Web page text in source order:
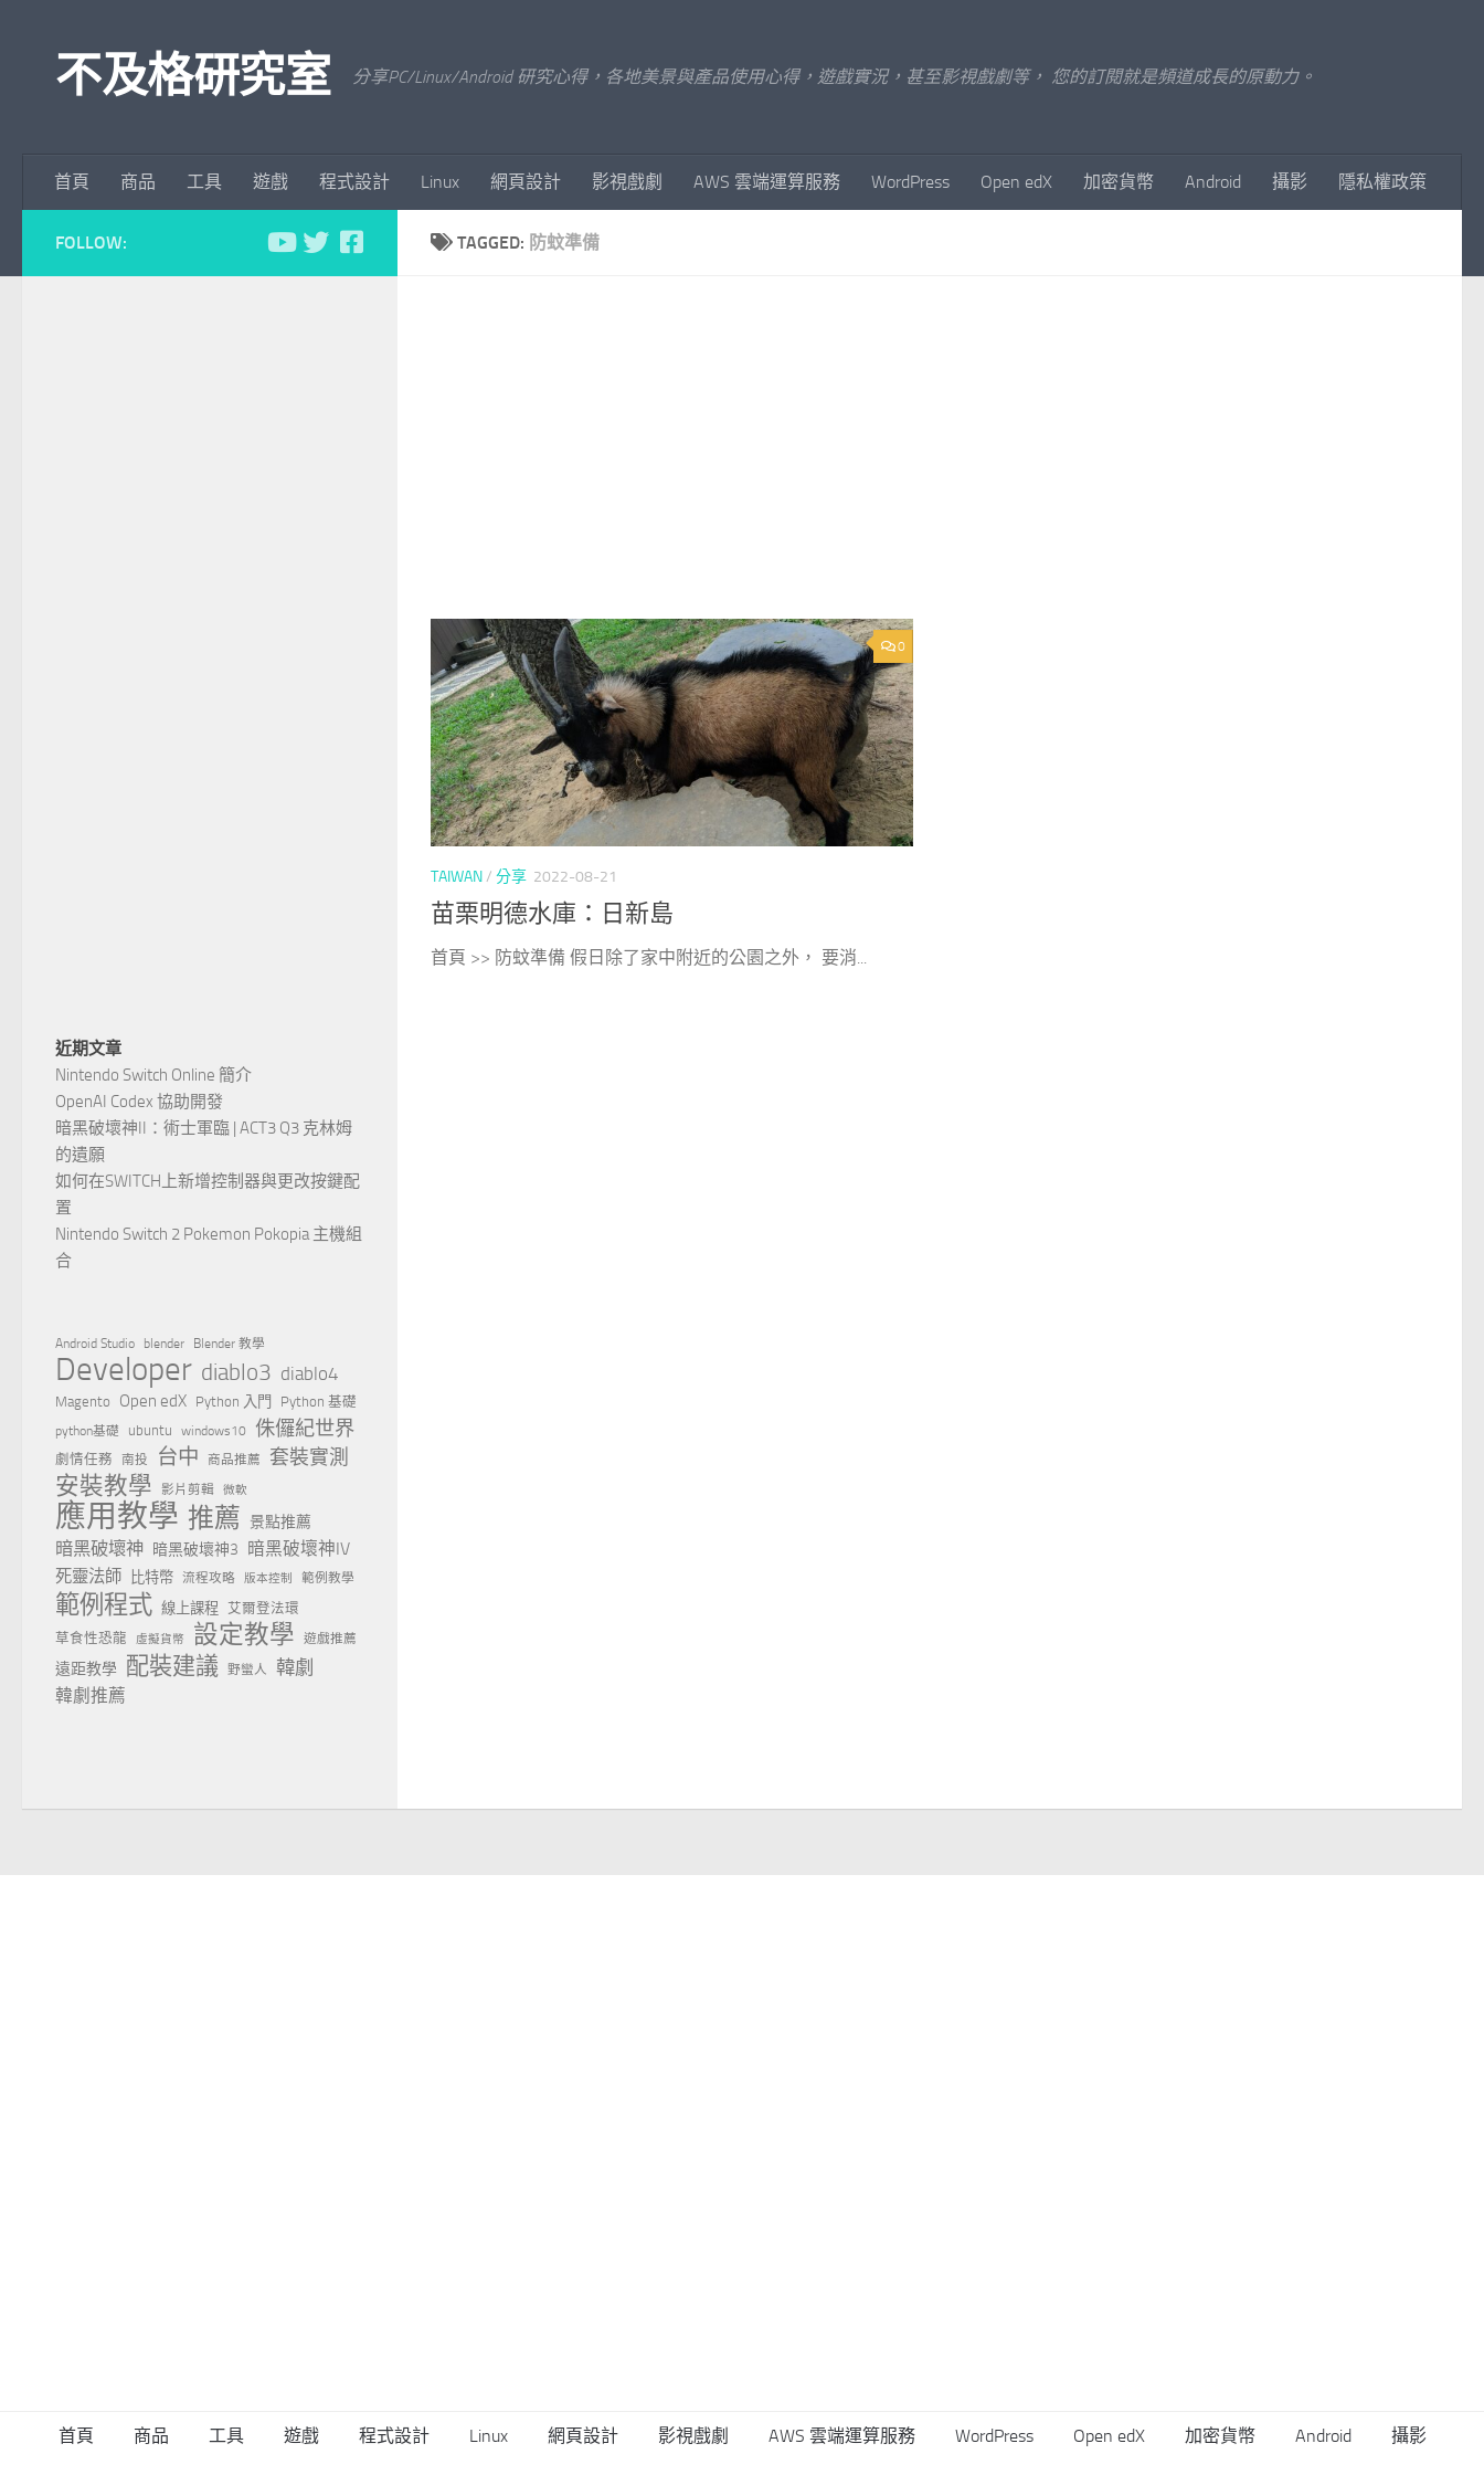
不及格研究室 分享PC/Linux/Android 研究心得，各地美景與產品使用心得，遊戲實況，甚至影視戲劇等， 您的訂閱就是頻道成長的原動力。
首頁 商品 工具 遊戲 程式設計 Linux 網頁設計 影視戲劇 AWS 雲端運算服務 WordPress Open edX 加密貨幣 Android 攝影 隱私權政策
TAGGED: 防蚊準備
0
TAIWAN/ 分享 2022-08-21
苗栗明德水庫：日新島
首頁 >> 防蚊準備 假日除了家中附近的公園之外， 要消...
FOLLOW:
近期文章
Nintendo Switch Online 簡介
OpenAI Codex 協助開發
暗黑破壞神II：術士軍臨 | ACT3 Q3 克林姆
的遺願
如何在SWITCH上新增控制器與更改按鍵配
置
Nintendo Switch 2 Pokemon Pokopia 主機組
合
Android Studio blender Blender 教學
Developer diablo3 diablo4
Magento Open edX Python 入門 Python 基礎
python基礎 ubuntu windows10 侏儸紀世界
劇情任務 南投 台中 商品推薦 套裝實測
安裝教學 影片剪輯 微軟
應用教學 推薦 景點推薦
暗黑破壞神 暗黑破壞神3 暗黑破壞神IV
死靈法師 比特幣 流程攻略 版本控制 範例教學
範例程式 線上課程
艾爾登法環
草食性恐龍
虛擬貨幣 設定教學 遊戲推薦
遠距教學 配裝建議 野蠻人 韓劇
韓劇推薦
首頁 商品 工具 遊戲 程式設計 Linux 網頁設計 影視戲劇 AWS 雲端運算服務 WordPress Open edX 加密貨幣 Android 攝影